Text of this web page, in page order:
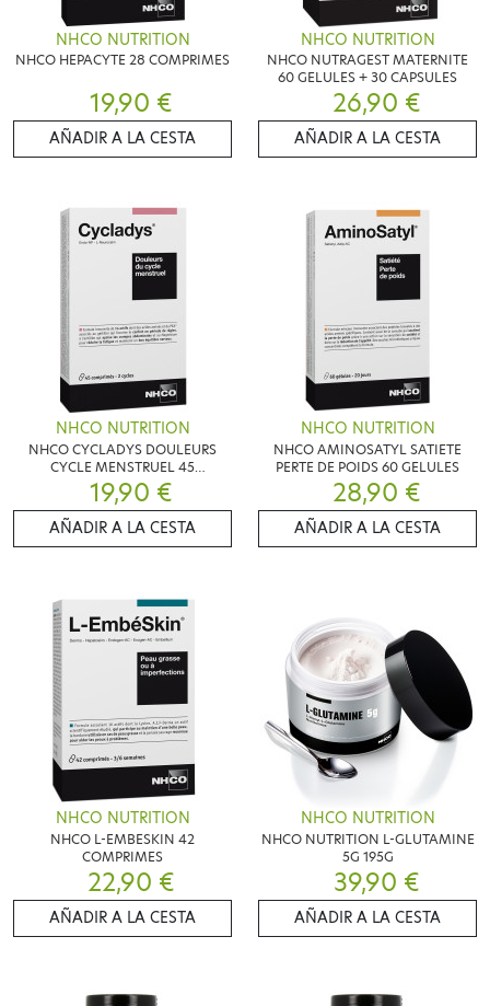
NHCO NUTRITION
NHCO HEPACYTE 28 COMPRIMES
19,90 €
AÑADIR A LA CESTA
NHCO NUTRITION
NHCO NUTRAGEST MATERNITE
60 GELULES + 30 CAPSULES
26,90 €
AÑADIR A LA CESTA
NHCO NUTRITION
NHCO CYCLADYS DOULEURS
CYCLE MENSTRUEL 45
COMPRIMES
19,90 €
AÑADIR A LA CESTA
NHCO NUTRITION
NHCO AMINOSATYL SATIETE
PERTE DE POIDS 60 GELULES
28,90 €
AÑADIR A LA CESTA
NHCO NUTRITION
NHCO L-EMBESKIN 42
COMPRIMES
22,90 €
AÑADIR A LA CESTA
NHCO NUTRITION
NHCO NUTRITION L-GLUTAMINE
5G 195G
39,90 €
AÑADIR A LA CESTA